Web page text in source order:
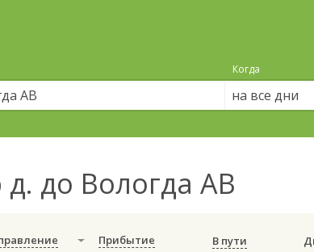
Когда
на все дни
д. до Вологда АВ
Прибытие В пути